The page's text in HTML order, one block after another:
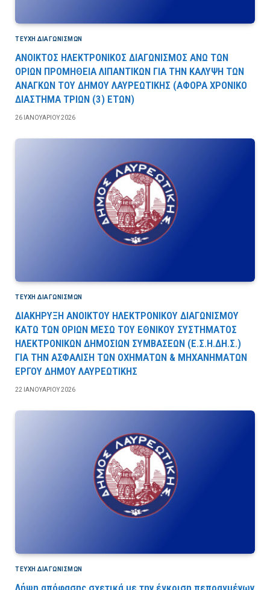
ΤΕΎΧΗ ΔΙΑΓΩΝΙΣΜΏΝ
ΑΝΟΙΚΤΟΣ ΗΛΕΚΤΡΟΝΙΚΟΣ ΔΙΑΓΩΝΙΣΜΟΣ ΑΝΩ ΤΩΝ
ΟΡΙΩΝ ΠΡΟΜΗΘΕΙΑ ΛΙΠΑΝΤΙΚΩΝ ΓΙΑ ΤΗΝ ΚΑΛΥΨΗ ΤΩΝ
ΑΝΑΓΚΩΝ ΤΟΥ ΔΗΜΟΥ ΛΑΥΡΕΩΤΙΚΗΣ (ΑΦΟΡΑ ΧΡΟΝΙΚΟ
ΔΙΑΣΤΗΜΑ ΤΡΙΩΝ (3) ΕΤΩΝ)
26 ΙΑΝΟΥΑΡΊΟΥ 2026
ΤΕΎΧΗ ΔΙΑΓΩΝΙΣΜΏΝ
ΔΙΑΚΗΡΥΞΗ ΑΝΟΙΚΤΟΥ ΗΛΕΚΤΡΟΝΙΚΟΥ ΔΙΑΓΩΝΙΣΜΟΥ
ΚΑΤΩ ΤΩΝ ΟΡΙΩΝ ΜΕΣΩ ΤΟΥ ΕΘΝΙΚΟΥ ΣΥΣΤΗΜΑΤΟΣ
ΗΛΕΚΤΡΟΝΙΚΩΝ ΔΗΜΟΣΙΩΝ ΣΥΜΒΑΣΕΩΝ (Ε.Σ.Η.ΔΗ.Σ.)
ΓΙΑ ΤΗΝ ΑΣΦΑΛΙΣΗ ΤΩΝ ΟΧΗΜΑΤΩΝ & ΜΗΧΑΝΗΜΑΤΩΝ
ΕΡΓΟΥ ΔΗΜΟΥ ΛΑΥΡΕΩΤΙΚΗΣ
22 ΙΑΝΟΥΑΡΊΟΥ 2026
ΤΕΎΧΗ ΔΙΑΓΩΝΙΣΜΏΝ
Λήψη απόφασης σχετικά με την έγκριση πεπραγμένων